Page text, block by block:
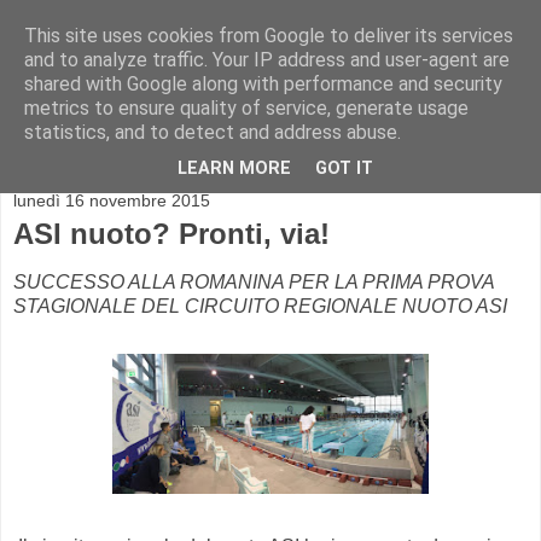
lunedì 16 novembre 2015
ASI nuoto? Pronti, via!
SUCCESSO ALLA ROMANINA PER LA PRIMA PROVA
STAGIONALE DEL CIRCUITO REGIONALE NUOTO ASI
This site uses cookies from Google to deliver its services
and to analyze traffic. Your IP address and user-agent are
shared with Google along with performance and security
metrics to ensure quality of service, generate usage
statistics, and to detect and address abuse.
LEARN MORE GOT IT